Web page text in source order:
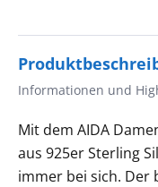
Informationen und
Mit dem AIDA
aus 925er Sterling
immer bei sich. Der